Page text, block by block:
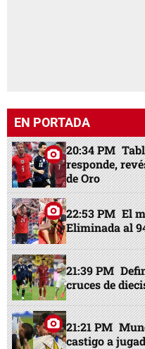
EN PORTADA
20:34 PM
responde,
de Oro
22:53 PM El
Eliminada al
21:39 PM
cruces de
21:21 PM
castigo a